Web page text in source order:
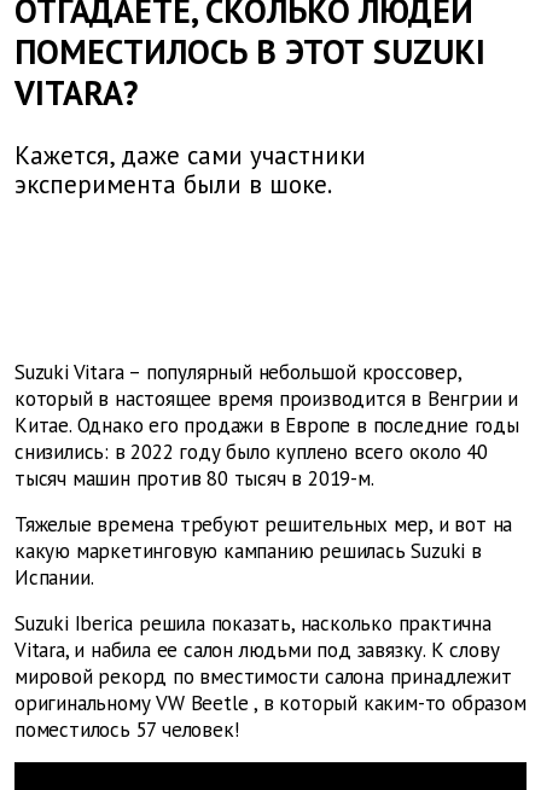
ОТГАДАЕТЕ, СКОЛЬКО ЛЮДЕЙ
ПОМЕСТИЛОСЬ В ЭТОТ SUZUKI
VITARA?
Кажется, даже сами участники
эксперимента были в шоке.
Suzuki Vitara – популярный небольшой кроссовер,
который в настоящее время производится в Венгрии и
Китае. Однако его продажи в Европе в последние годы
снизились: в 2022 году было куплено всего около 40
тысяч машин против 80 тысяч в 2019-м.
Тяжелые времена требуют решительных мер, и вот на
какую маркетинговую кампанию решилась Suzuki в
Испании.
Suzuki Iberica решила показать, насколько практична
Vitara, и набила ее салон людьми под завязку. К слову
мировой рекорд по вместимости салона принадлежит
оригинальному VW Beetle , в который каким-то образом
поместилось 57 человек!